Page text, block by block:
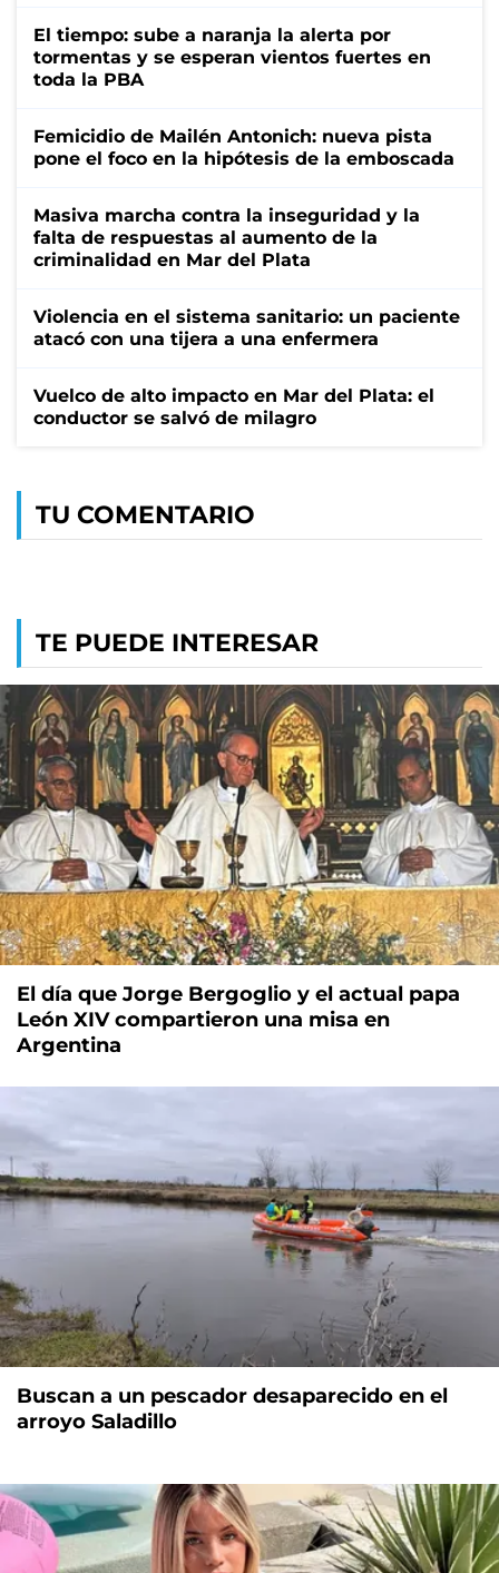
El tiempo: sube a naranja la alerta por
tormentas y se esperan vientos fuertes en
toda la PBA
Femicidio de Mailén Antonich: nueva pista
pone el foco en la hipótesis de la emboscada
Masiva marcha contra la inseguridad y la
falta de respuestas al aumento de la
criminalidad en Mar del Plata
Violencia en el sistema sanitario: un paciente
atacó con una tijera a una enfermera
Vuelco de alto impacto en Mar del Plata: el
conductor se salvó de milagro
TU COMENTARIO
TE PUEDE INTERESAR
El día que Jorge Bergoglio y el actual papa
León XIV compartieron una misa en
Argentina
Buscan a un pescador desaparecido en el
arroyo Saladillo